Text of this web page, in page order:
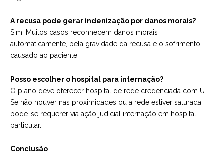
A recusa pode gerar indenização por danos morais?
Sim. Muitos casos reconhecem danos morais
automaticamente, pela gravidade da recusa e o sofrimento
causado ao paciente
Posso escolher o hospital para internação?
O plano deve oferecer hospital de rede credenciada com UTI.
Se não houver nas proximidades ou a rede estiver saturada,
pode-se requerer via ação judicial internação em hospital
particular.
Conclusão